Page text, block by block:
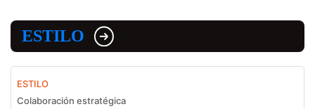
ESTILO
ESTILO
Colaboración estratégica